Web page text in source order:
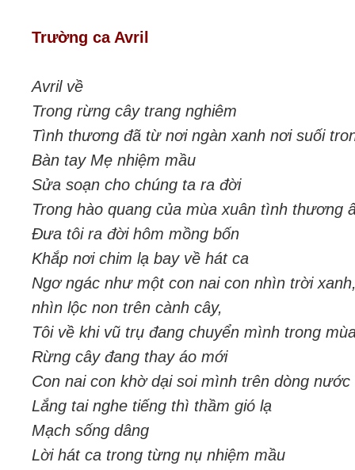
Trường ca Avril
Avril về
Trong rừng cây trang nghiêm
Tình thương đã từ nơi ngàn xanh nơi suối
Bàn tay Mẹ nhiệm mầu
Sửa soạn cho chúng ta ra đời
Trong hào quang của mùa xuân tình thương
Đưa tôi ra đời hôm mồng bốn
Khắp nơi chim lạ bay về hát ca
Ngơ ngác như một con nai con nhìn trời
nhìn lộc non trên cành cây,
Tôi về khi vũ trụ đang chuyển mình trong
Rừng cây đang thay áo mới
Con nai con khờ dại soi mình trên dòng nước
Lắng tai nghe tiếng thì thầm gió lạ
Mạch sống dâng
Lời hát ca trong từng nụ nhiệm mầu